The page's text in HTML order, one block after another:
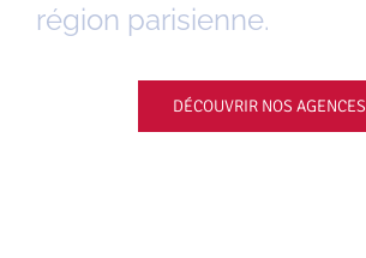
région parisienne.
DÉCOUVRIR NOS AGENCES